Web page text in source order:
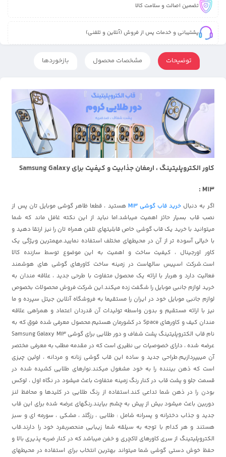
تضمین اصالت و سلامت کالا
پشتیبانی و خدمات پس از فروش (آنلاین و تلفنی)
توضیحات مشخصات محصول بازخوردها
کاور الکتروپلیتینگ ، ارمغان جذابیت و کیفیت برای Samsung Galaxy
M13 :
اگر به دنبال خرید قاب گوشی M13
هستید ، قطعا ظاهر گوشی موبایل تان پس از
نصب قاب بسیار حائز اهمیت میباشد.اما نباید از این نکته غافل ماند که شما
میتوانید با خرید یک قاب گوشی خاص قابلیتهای تلفن همراه تان را نیز ارتقا دهید و
با خیالی آسوده تر از آن در محیطهای مختلف استفاده نمایید.مهمترین ویژگی یک
کاور اورجینال ، کیفیت ساخت و اهمیت به این موضوع توسط سازنده کالا
است.شرکت اسپیس سالهاست در زمینه ساخت کاورهای گوشی های هوشمند
فعالیت دارد و هربار با ارائه یک محصول متفاوت با طرحی جدید ، علاقه مندان به
خرید لوازم جانبی موبایل را شگفت زده میکند.این شرکت فروش محصولات بخصوص
لوازم جانبی موبایل خود در ایران را مستقیما به فروشگاه آنلاین جیتل سپرده و ما
نیز با ارائه مستقیم و بدون واسطه تولیدات آن قدردان اعتماد و همراهی علاقه
مندان کیف و کاورهای Space در کشورمان هستیم.محصول معرفی شده فوق که به
نام قاب الکتروپلیتینگ پشت شفاف و دور طلایی برای گوشی Samsung Galaxy M13
عرضه شده ، دارای خصوصیات بی نظیری است که در مقدمه مطلب به معرفی مختصر
آن مییپردازیم.طراحی جدید و ساده این قاب گوشی زنانه و مردانه ، اولین چیزی
است که ذهن بیننده را به خود مشغول میکند.نوارهای طلایی کشیده شده در
قسمت جلو و پشت قاب در کنار رنگ زمینه متفاوت باعث میشود در نگاه اول ، لوکس
بودن را در ذهن شما تداعی کند.استفاده از رنگ طلایی در کلیدها و محافظ لنز
دوربین باعث میشود بیش از پیش به چشم بیایند.رنگهای عرضه شده برای این قاب
جدید و جذاب دخترانه و پسرانه شامل : طلایی ، رزگلد ، مشکی ، سورمه ای و سبز
هستند و هر کدام با توجه به سیلقه شما زیبایی منحصربفرد خود را دارند.قاب
الکتروپلیتینگ از سری کاورهای لاکچری و خفن میباشد که در کنار ضربه پذیری بالا و
حفظ خوش دستی گوشی شما میتواند بهترین انتخاب برای استفاده در محیطهای